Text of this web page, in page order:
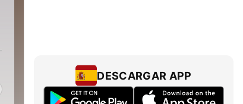
DESCARGAR APP